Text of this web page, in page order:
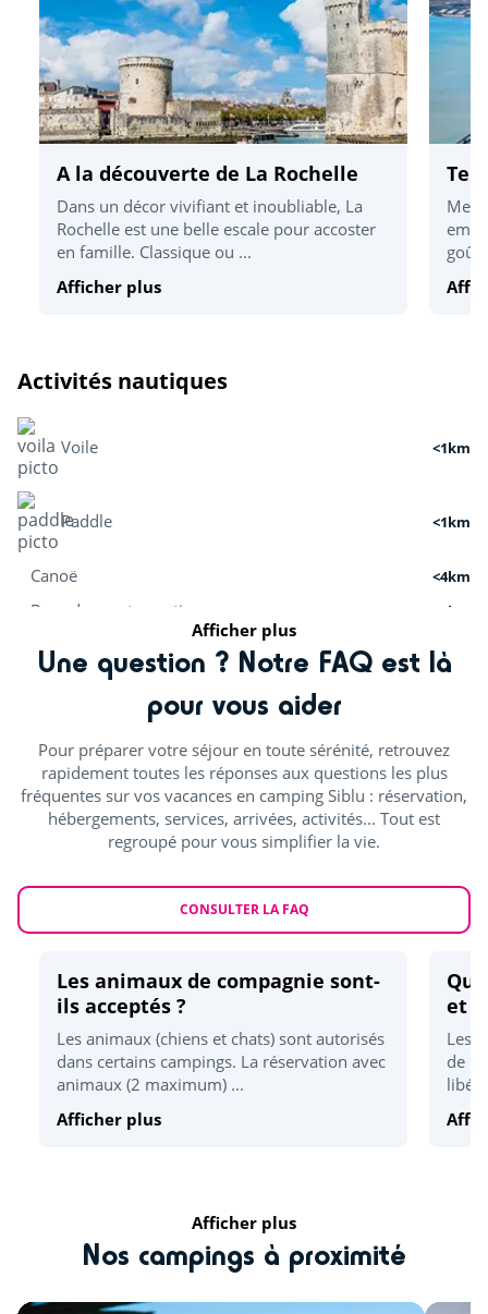
A la découverte de La Rochelle
Dans un décor vivifiant et inoubliable, La
Rochelle est une belle escale pour accoster
en famille. Classique ou ...
Afficher plus
Activités nautiques
Voile <1km
Paddle <1km
Canoë <4km
Base de sports nautiques <5km
<5km
Activités sportives
Terrain de tennis <1km
Quad <10km
Parachutisme
Activités nature
Vélodyssé <1km
Pêche <5km
Accrobranche <10km
Zoo <16km
Plage la plus proche
Afficher plus
Une question ? Notre FAQ est là
pour vous aider
Pour préparer votre séjour en toute sérénité, retrouvez
rapidement toutes les réponses aux questions les plus
fréquentes sur vos vacances en camping Siblu : réservation,
hébergements, services, arrivées, activités... Tout est
regroupé pour vous simplifier la vie.
CONSULTER LA FAQ
Les animaux de compagnie sont-
ils acceptés ?
Les animaux (chiens et chats) sont autorisés
dans certains campings. La réservation avec
animaux (2 maximum) ...
Afficher plus
et
Les
de
Afficher plus
Nos campings à proximité